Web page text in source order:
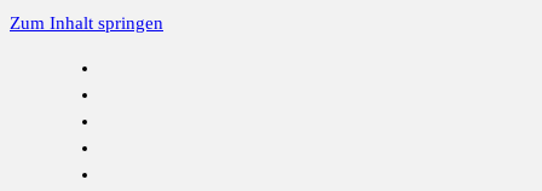
Zum Inhalt springen